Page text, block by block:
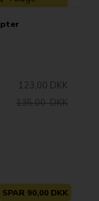
123,00 DKK
135,00 DKK
SPAR 90,00 DKK